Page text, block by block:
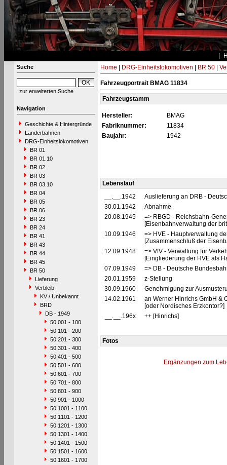
Suche
zur erweiterten Suche
Navigation
Geschichte & Hintergründe
Länderbahnen
DRG-Einheitslokomotiven
BR 01
BR 01.10
BR 02
BR 03
BR 03.10
BR 04
BR 05
BR 06
BR 23
BR 24
BR 41
BR 43
BR 44
BR 45
BR 50
Lieferung
Verbleib
KV / Unbekannt
BRD
DB - 1949
50 001 - 100
50 101 - 200
50 201 - 300
50 301 - 400
50 401 - 500
50 501 - 600
50 601 - 700
50 701 - 800
50 801 - 900
50 901 - 1000
50 1001 - 1100
50 1101 - 1200
50 1201 - 1300
50 1301 - 1400
50 1401 - 1500
50 1501 - 1600
50 1601 - 1700
Home DRG-Einheitslokomotiven BR 50|
Fahrzeugportrait BMAG 11834
Fahrzeugstamm
Hersteller:
BMAG
Fabriknummer:
11834
Baujahr:
1942
Lebenslauf
__.__.1942
Auslieferung an DRB -
30.01.1942
Abnahme
20.08.1945
=> RBGD - Reichsbahn-
[Eisenbahnverwaltung der
10.09.1946
=> HVE - Hauptverwaltung
[Zusammenschluß der
12.09.1948
=> VfV - Verwaltung für
[Eingliederung der HVE als
07.09.1949
=> DB - Deutsche
20.01.1959
z-Stellung
30.09.1960
Genehmigung zur
14.02.1961
an Werner Hinrichs GmbH &
[oder Nordisches Erzkontor?]
__.__.196x
++ [Hinrichs]
Fotos
Ergänzungen zum